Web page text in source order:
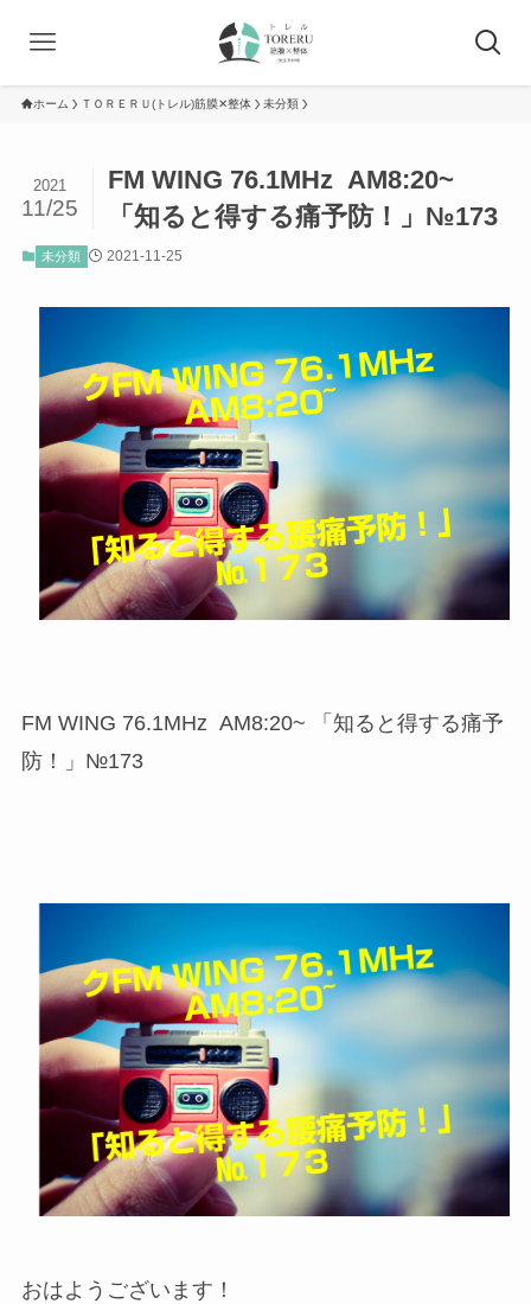
ホーム ＴＯＲＥＲＵ(トレル)筋膜✕整体 未分類
FM WING 76.1MHz AM8:20~
「知ると得する痛予防！」№173
2021
11/25
未分類 2021-11-25
FM WING 76.1MHz AM8:20~ 「知ると得する痛予
防！」№173
おはようございます！